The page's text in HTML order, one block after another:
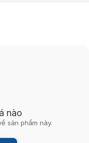
nào
sản phẩm này.